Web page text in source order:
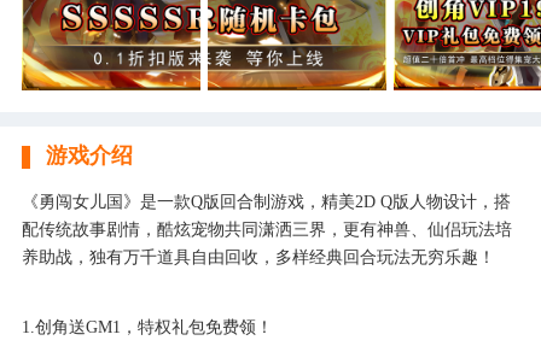
游戏介绍
《勇闯女儿国》是一款Q版回合制游戏，精美2D Q版人物设计，搭
配传统故事剧情，酷炫宠物共同潇洒三界，更有神兽、仙侣玩法培
养助战，独有万千道具自由回收，多样经典回合玩法无穷乐趣！
1.创角送GM1，特权礼包免费领！